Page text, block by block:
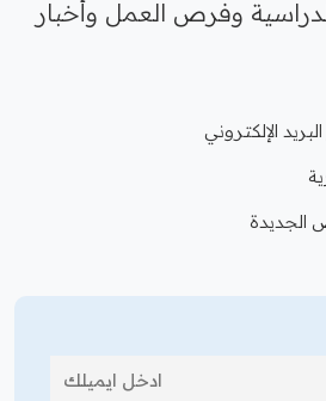
وفرص العمل وأخبار
الإلكتروني
الجديدة